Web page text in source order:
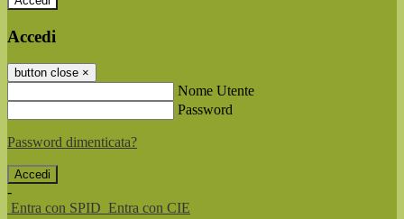
Accedi
button close ×
Nome Utente
Password
Password dimenticata?
-
Entra con SPID Entra con CIE